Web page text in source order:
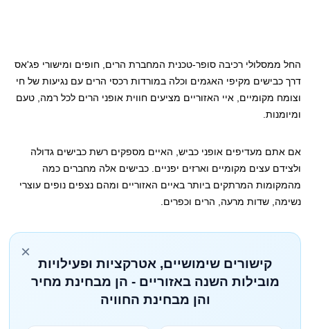
החל ממסלולי רכיבה סופר-טכנית המחברת הרים, חופים ומישורי פג'אס
דרך כבישים מקיפי האגמים וכלה במורדות רכסי הרים עם נגיעות של חי
וצומח מקומיים, איי האזוריים מציעים חווית אופני הרים לכל רמה, טעם
ומיומנות.
אם אתם מעדיפים אופני כביש, האיים מספקים רשת כבישים גדולה
ולצידם עצים מקומיים וארזים יפניים. כבישים אלה מחברים כמה
מהמקומות המרתקים ביותר באיים האזוריים ומהם נצפים נופים עוצרי
נשימה, שדות מרעה, הרים וכפרים.
×
קישורים שימושיים, אטרקציות ופעילויות
מובילות השנה באזוריים - הן מבחינת מחיר
והן מבחינת החוויה